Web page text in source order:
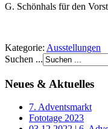
G. Schönhals für den
Kategorie: Ausstellungen
Suchen ...
Neues & Aktuelles
7. Adventsmarkt
Fototage 2023